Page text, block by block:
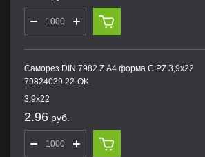
Саморез DIN 7982 Z А4 форма С PZ 3,9х22
79824039 22-OK
3,9х22
2.96 руб.